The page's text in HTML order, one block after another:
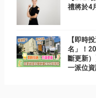
禮將於4
【即時
名」！
斷更新
一派位資